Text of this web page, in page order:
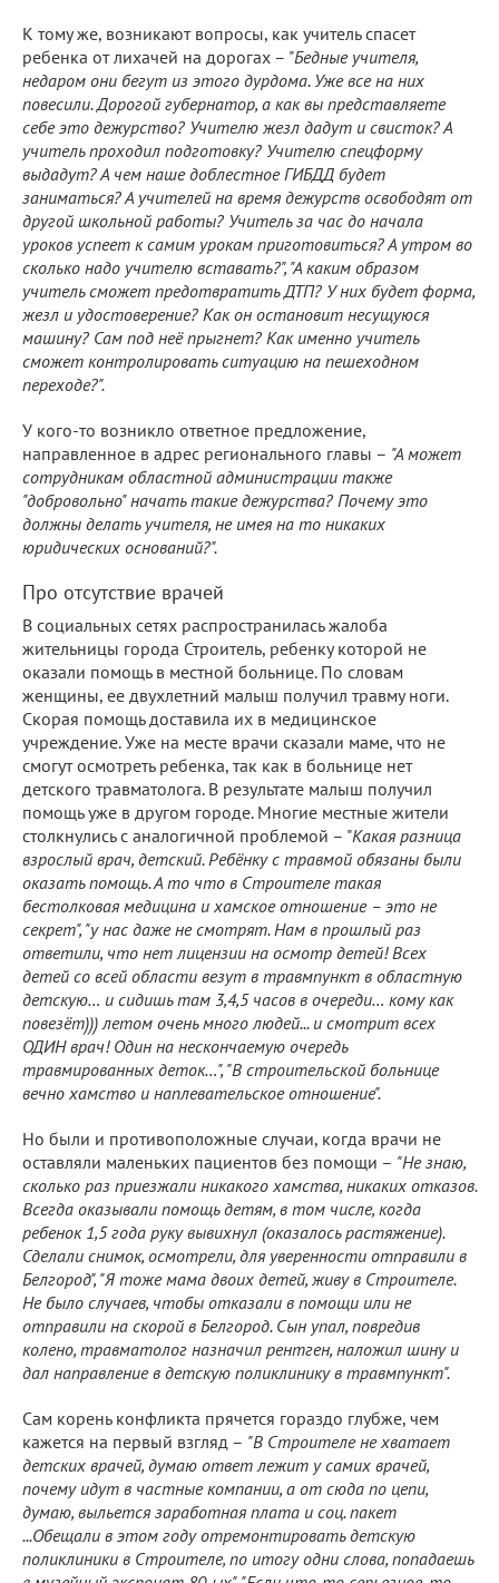
К тому же, возникают вопросы, как учитель спасет
ребенка от лихачей на дорогах – "Бедные учителя,
недаром они бегут из этого дурдома. Уже все на них
повесили. Дорогой губернатор, а как вы представляете
себе это дежурство? Учителю жезл дадут и свисток? А
учитель проходил подготовку? Учителю спецформу
выдадут? А чем наше доблестное ГИБДД будет
заниматься? А учителей на время дежурств освободят от
другой школьной работы? Учитель за час до начала
уроков успеет к самим урокам приготовиться? А утром во
сколько надо учителю вставать?", "А каким образом
учитель сможет предотвратить ДТП? У них будет форма,
жезл и удостоверение? Как он остановит несущуюся
машину? Сам под неё прыгнет? Как именно учитель
сможет контролировать ситуацию на пешеходном
переходе?".
У кого-то возникло ответное предложение,
направленное в адрес регионального главы – "А может
сотрудникам областной администрации также
"добровольно" начать такие дежурства? Почему это
должны делать учителя, не имея на то никаких
юридических оснований?".
Про отсутствие врачей
В социальных сетях распространилась жалоба
жительницы города Строитель, ребенку которой не
оказали помощь в местной больнице. По словам
женщины, ее двухлетний малыш получил травму ноги.
Скорая помощь доставила их в медицинское
учреждение. Уже на месте врачи сказали маме, что не
смогут осмотреть ребенка, так как в больнице нет
детского травматолога. В результате малыш получил
помощь уже в другом городе. Многие местные жители
столкнулись с аналогичной проблемой – "Какая разница
взрослый врач, детский. Ребёнку с травмой обязаны были
оказать помощь. А то что в Строителе такая
бестолковая медицина и хамское отношение – это не
секрет", "у нас даже не смотрят. Нам в прошлый раз
ответили, что нет лицензии на осмотр детей! Всех
детей со всей области везут в травмпункт в областную
детскую… и сидишь там 3,4,5 часов в очереди… кому как
повезёт))) летом очень много людей... и смотрит всех
ОДИН врач! Один на нескончаемую очередь
травмированных деток…", "В строительской больнице
вечно хамство и наплевательское отношение".
Но были и противоположные случаи, когда врачи не
оставляли маленьких пациентов без помощи – "Не знаю,
сколько раз приезжали никакого хамства, никаких отказов.
Всегда оказывали помощь детям, в том числе, когда
ребенок 1,5 года руку вывихнул (оказалось растяжение).
Сделали снимок, осмотрели, для уверенности отправили в
Белгород", "Я тоже мама двоих детей, живу в Строителе.
Не было случаев, чтобы отказали в помощи или не
отправили на скорой в Белгород. Сын упал, повредив
колено, травматолог назначил рентген, наложил шину и
дал направление в детскую поликлинику в травмпункт".
Сам корень конфликта прячется гораздо глубже, чем
кажется на первый взгляд – "В Строителе не хватает
детских врачей, думаю ответ лежит у самих врачей,
почему идут в частные компании, а от сюда по цепи,
думаю, выльется заработная плата и соц. пакет
...Обещали в этом году отремонтировать детскую
поликлиники в Строителе, по итогу одни слова, попадаешь